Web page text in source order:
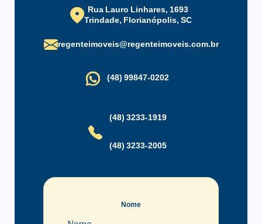
Piscina Coletiva
Playground
Rua Lauro Linhares, 1693
Trindade, Florianópolis, SC
regenteimoveis@regenteimoveis.com.br
(48) 99847-0202
(48) 3233-1919
(48) 3233-2005
Nome